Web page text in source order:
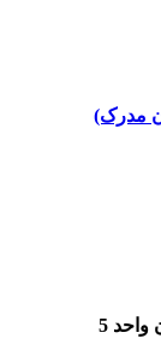
مدرک)
5